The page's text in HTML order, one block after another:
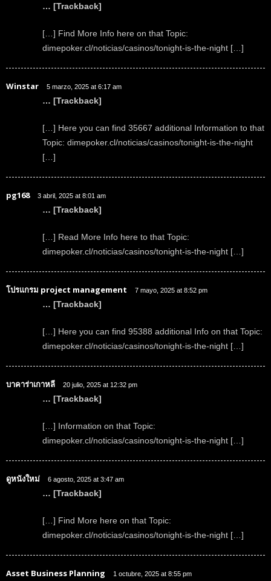
… [Trackback]
[…] Find More Info here on that Topic:
dimepoker.cl/noticias/casinos/tonight-is-the-night […]
Winstar 5 marzo, 2025 at 6:17 am
… [Trackback]
[…] Here you can find 35667 additional Information to that
Topic: dimepoker.cl/noticias/casinos/tonight-is-the-night
[…]
pg168 3 abril, 2025 at 8:01 am
… [Trackback]
[…] Read More Info here to that Topic:
dimepoker.cl/noticias/casinos/tonight-is-the-night […]
โปรแกรม project management 7 mayo, 2025 at 8:52 pm
… [Trackback]
[…] Here you can find 95388 additional Info on that Topic:
dimepoker.cl/noticias/casinos/tonight-is-the-night […]
บาคาร่าเกาหลี 20 julio, 2025 at 12:32 pm
… [Trackback]
[…] Information on that Topic:
dimepoker.cl/noticias/casinos/tonight-is-the-night […]
ดูหนังใหม่ 6 agosto, 2025 at 3:47 am
… [Trackback]
[…] Find More here on that Topic:
dimepoker.cl/noticias/casinos/tonight-is-the-night […]
Asset Business Planning 1 octubre, 2025 at 8:55 pm